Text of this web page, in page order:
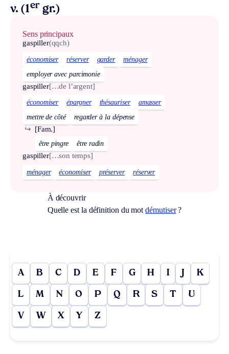
v. (1er gr.)
Sens principaux
gaspiller(qqch)
économiser réserver garder
ménager
employer avec parcimonie
gaspiller[…de l’argent]
économiser épargner thésauriser
amasser
mettre de côté
regarder à la dépense
[Fam.]
↪
être pingre être radin
gaspiller[…son temps]
ménager économiser préserver réserver
À découvrir
Quelle est la définition du motdémutiser?
A B C D E F G H I J K
L M N O P Q R S T U
V W X Y Z